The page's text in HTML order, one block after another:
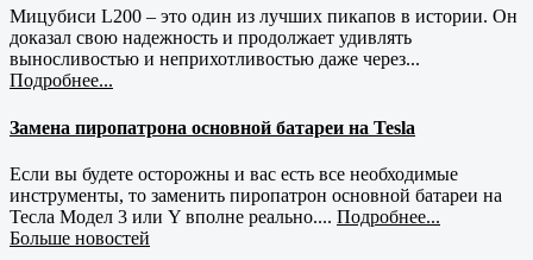
Мицубиси L200 – это один из лучших пикапов в истории. Он
доказал свою надежность и продолжает удивлять
выносливостью и неприхотливостью даже через...
Подробнее...
Замена пиропатрона основной батареи на Tesla
Если вы будете осторожны и вас есть все необходимые
инструменты, то заменить пиропатрон основной батареи на
Тесла Модел 3 или Y вполне реально.... Подробнее...
Больше новостей